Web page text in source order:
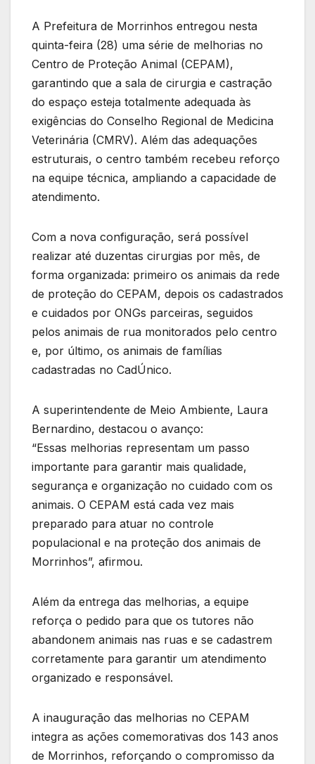
A Prefeitura de Morrinhos entregou nesta
quinta-feira (28) uma série de melhorias no
Centro de Proteção Animal (CEPAM),
garantindo que a sala de cirurgia e castração
do espaço esteja totalmente adequada às
exigências do Conselho Regional de Medicina
Veterinária (CMRV). Além das adequações
estruturais, o centro também recebeu reforço
na equipe técnica, ampliando a capacidade de
atendimento.
Com a nova configuração, será possível
realizar até duzentas cirurgias por mês, de
forma organizada: primeiro os animais da rede
de proteção do CEPAM, depois os cadastrados
e cuidados por ONGs parceiras, seguidos
pelos animais de rua monitorados pelo centro
e, por último, os animais de famílias
cadastradas no CadÚnico.
A superintendente de Meio Ambiente, Laura
Bernardino, destacou o avanço:
“Essas melhorias representam um passo
importante para garantir mais qualidade,
segurança e organização no cuidado com os
animais. O CEPAM está cada vez mais
preparado para atuar no controle
populacional e na proteção dos animais de
Morrinhos”, afirmou.
Além da entrega das melhorias, a equipe
reforça o pedido para que os tutores não
abandonem animais nas ruas e se cadastrem
corretamente para garantir um atendimento
organizado e responsável.
A inauguração das melhorias no CEPAM
integra as ações comemorativas dos 143 anos
de Morrinhos, reforçando o compromisso da